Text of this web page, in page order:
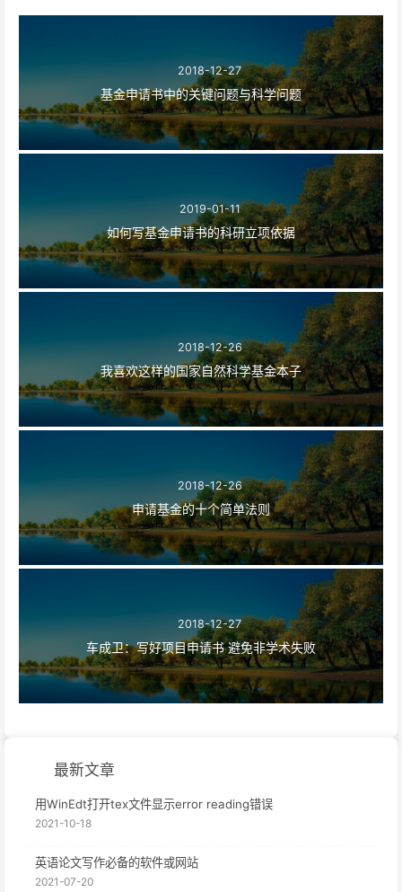
2018-12-27
基金申请书中的关键问题与科学问题
2019-01-11
如何写基金申请书的科研立项依据
2018-12-26
我喜欢这样的国家自然科学基金本子
2018-12-26
申请基金的十个简单法则
2018-12-27
车成卫：写好项目申请书 避免非学术失败
最新文章
用WinEdt打开tex文件显示error reading错误
2021-10-18
英语论文写作必备的软件或网站
2021-07-20